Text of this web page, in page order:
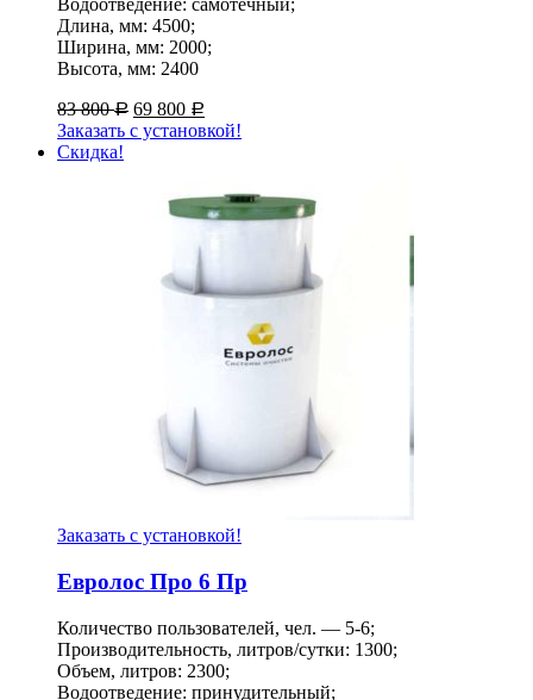
Водоотведение: самотёчный;
Длина, мм: 4500;
Ширина, мм: 2000;
Высота, мм: 2400
83 800Р 69 800 Р
Заказать с установкой!
Скидка!
Заказать с установкой!
Евролос Про 6 Пр
Количество пользователей, чел. — 5-6;
Производительность, литров/сутки: 1300;
Объем, литров: 2300;
Водоотведение: принудительный;